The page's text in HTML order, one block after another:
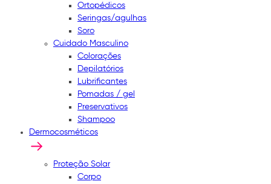
Ortopédicos
Seringas/agulhas
Soro
Cuidado Masculino
Colorações
Depilatórios
Lubrificantes
Pomadas / gel
Preservativos
Shampoo
Dermocosméticos
Proteção Solar
Corpo